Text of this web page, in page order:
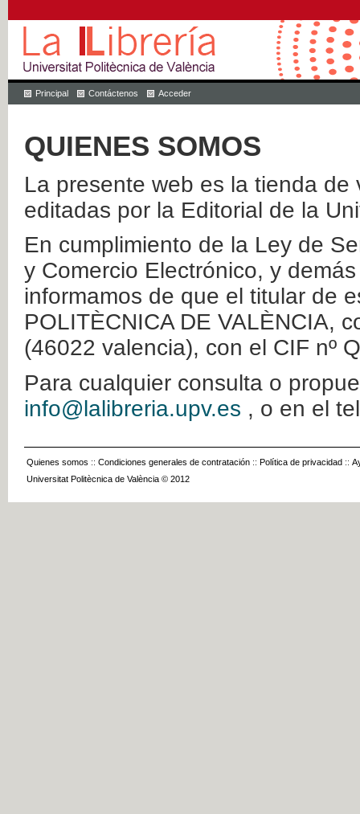
Principal Contáctenos Acceder
QUIENES SOMOS
La presente web es la tienda
editadas por la Editorial de la
En cumplimiento de la Ley de
y Comercio Electrónico, y
informamos de que el titular de
POLITÈCNICA DE VALÈNCIA,
(46022 valencia), con el CIF nº
Para cualquier consulta o
info@lalibreria.upv.es , o en el
Quienes somos :: Condiciones generales de contratación :: Política de privacidad ::
Universitat Politècnica de València © 2012